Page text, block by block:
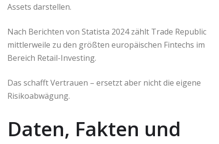
Assets darstellen.
Nach Berichten von Statista 2024 zählt Trade Republic
mittlerweile zu den größten europäischen Fintechs im
Bereich Retail-Investing.
Das schafft Vertrauen – ersetzt aber nicht die eigene
Risikoabwägung.
Daten, Fakten und